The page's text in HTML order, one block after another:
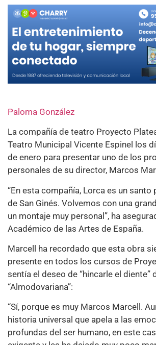
Paloma González
La compañía de teatro Proyecto
Teatro Municipal Vicente Espinel los
de enero para presentar uno de los
personales de su director, Marcos
“En esta compañía, Lorca es un santo
de San Ginés. Volvemos con una
un montaje muy personal”, ha
Académico de las Artes de España.
Marcell ha recordado que esta obra
presente en todos los cursos de
sentía el deseo de “hincarle el diente”
“Almodovariana”:
“Sí, porque es muy Marcos Marcell.
historia universal que apela a las
profundas del ser humano, en este